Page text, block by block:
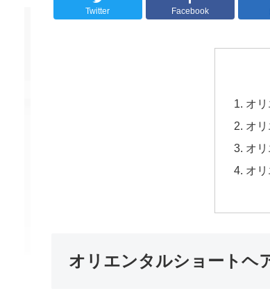
Twitter Facebook
オ
オ
オ
オ
オリエンタルショートヘ